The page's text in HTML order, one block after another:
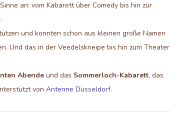
an: vom Kabarett über Comedy bis hin zur
und konnten schon aus kleinen große Namen
Und das in der Veedelskneipe bis hin zum Theater
Abende und das Sommerloch-Kabarett, das
von Antenne Düsseldorf.